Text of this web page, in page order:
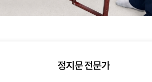
정지문 전문가